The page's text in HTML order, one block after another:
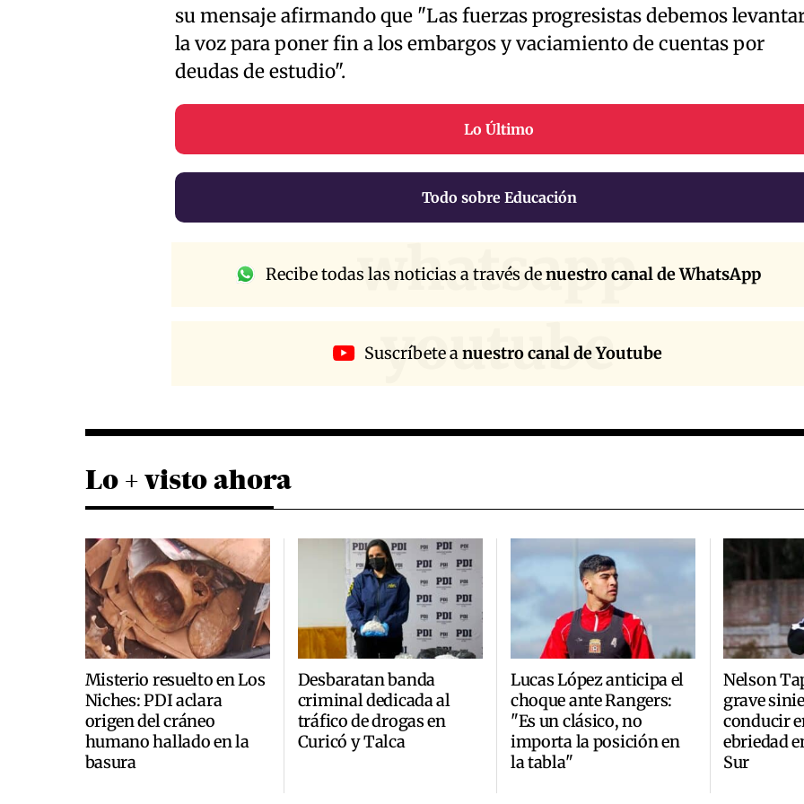
su mensaje afirmando que "Las fuerzas progresistas debemos
la voz para poner fin a los embargos y vaciamiento de cuentas por
deudas de estudio".
Lo Último
Todo sobre Educación
whatsapp
Recibe todas las noticias a través denuestro canal de WhatsApp
youtube
Suscríbete anuestro canal de Youtube
Lo + visto ahora
Misterio resuelto en Los
Niches: PDI aclara
origen del cráneo
humano hallado en la
basura
Desbaratan banda
criminal dedicada al
tráfico de drogas en
Curicó y Talca
Lucas López anticipa el
choque ante Rangers:
"Es un clásico, no
importa la posición en
la tabla"
Nelson
grave
conducir
ebriedad
Sur